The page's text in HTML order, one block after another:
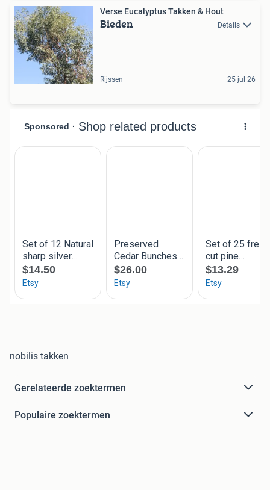
Verse Eucalyptus Takken & Hout
Bieden Details
Rijssen 25 jul 26
nobilis takken
Gerelateerde zoektermen
Populaire zoektermen